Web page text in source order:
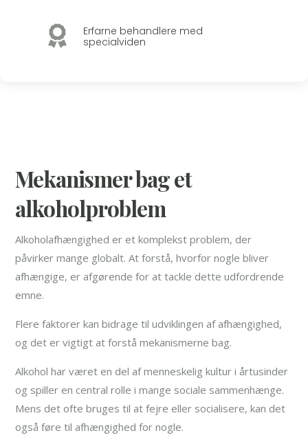

Erfarne behandlere med
specialviden
Mekanismer bag et
alkoholproblem
Alkoholafhængighed er et komplekst problem, der
påvirker mange globalt. At forstå, hvorfor nogle bliver
afhængige, er afgørende for at tackle dette udfordrende
emne.
Flere faktorer kan bidrage til udviklingen af afhængighed,
og det er vigtigt at forstå mekanismerne bag.
Alkohol har været en del af menneskelig kultur i årtusinder
og spiller en central rolle i mange sociale sammenhænge.
Mens det ofte bruges til at fejre eller socialisere, kan det
også føre til afhængighed for nogle.